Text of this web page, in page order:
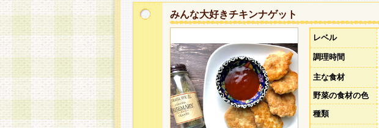
みんな大好きチキンナゲット
レベル
調理時間
主な食材
野菜の食材の色
種類